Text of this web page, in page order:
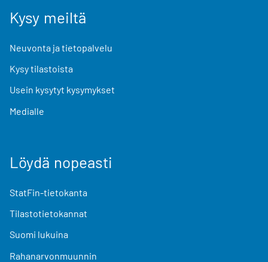
Kysy meiltä
Neuvonta ja tietopalvelu
Kysy tilastoista
Usein kysytyt kysymykset
Medialle
Löydä nopeasti
StatFin-tietokanta
Tilastotietokannat
Suomi lukuina
Rahanarvonmuunnin